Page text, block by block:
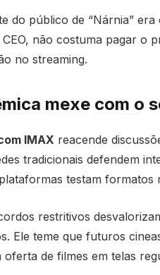
do público de “Nárnia”
não costuma pagar o
no streaming.
mexe com o
IMAX reacende
tradicionais defendem
testam
restritivos
Ele teme que futuros
de filmes em telas